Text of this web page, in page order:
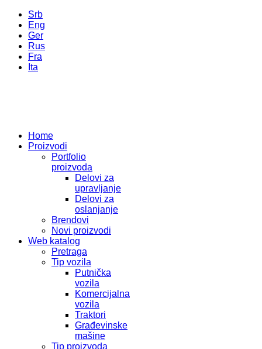
Srb
Eng
Ger
Rus
Fra
Ita
Home
Proizvodi
Portfolio
proizvoda
Delovi za
upravljanje
Delovi za
oslanjanje
Brendovi
Novi proizvodi
Web katalog
Pretraga
Tip vozila
Putnička
vozila
Komercijalna
vozila
Traktori
Građevinske
mašine
Tip proizvoda